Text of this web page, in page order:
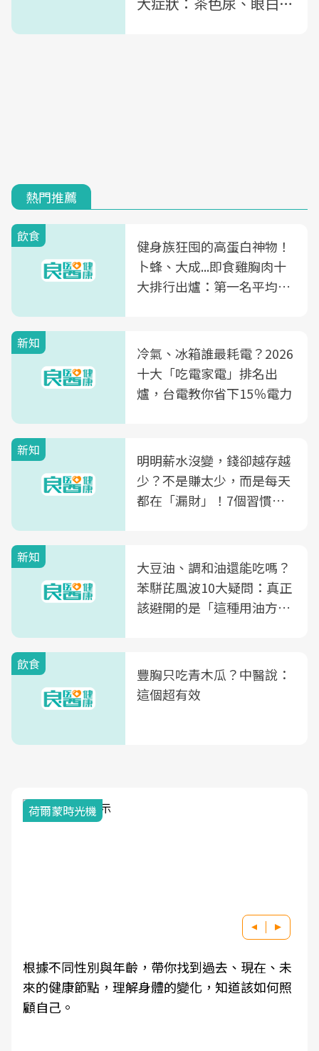
熱門推薦
飲食
健身族狂囤的高蛋白神物！
卜蜂、大成...即食雞胸肉十
大排行出爐：第一名平均一
新知
冷氣、冰箱誰最耗電？2026
十大「吃電家電」排名出
爐，台電教你省下15％電力
新知
明明薪水沒變，錢卻越存越
少？不是賺太少，而是每天
都在「漏財」！7個習慣一
新知
大豆油、調和油還能吃嗎？
苯駢芘風波10大疑問：真正
該避開的是「這種用油方
飲食
豐胸只吃青木瓜？中醫說：
這個超有效
荷爾蒙時光機
根據不同性別與年齡，帶你找到過去、現在、未
來的健康節點，理解身體的變化，知道該如何照
顧自己。